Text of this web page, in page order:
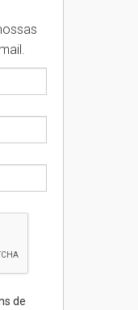
além
de